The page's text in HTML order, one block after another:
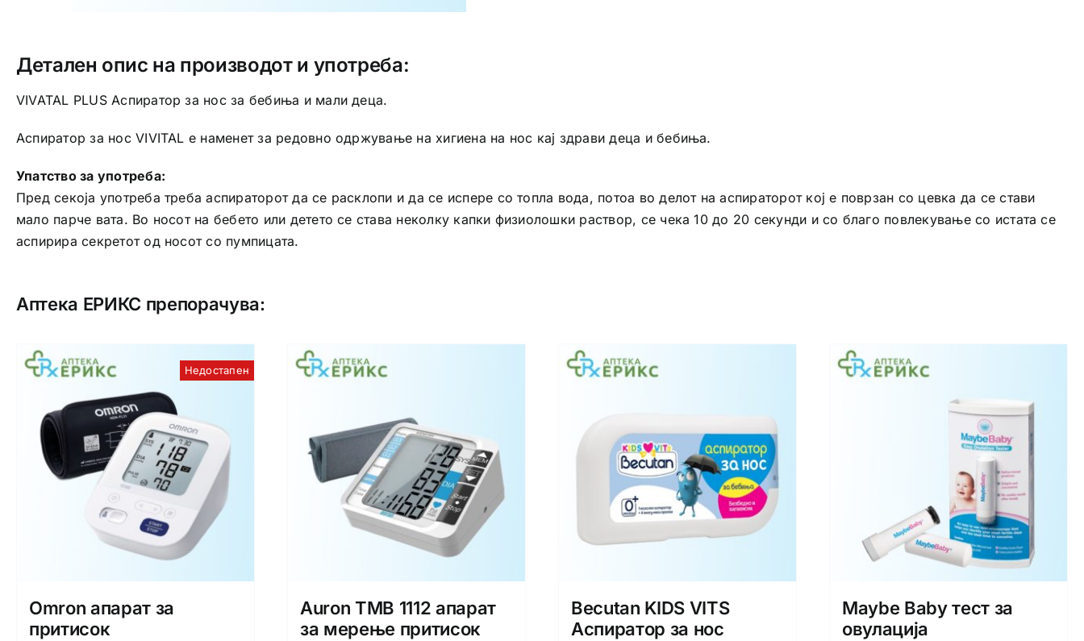
Детален опис на производот и употреба:
VIVATAL PLUS Аспиратор за нос за бебиња и мали деца.
Аспиратор за нос VIVITAL е наменет за редовно одржување на хигиена на нос кај здрави деца и бебиња.
Упатство за употреба:
Пред секоја употреба треба аспираторот да се расклопи и да се испере со топла вода, потоа во делот на аспираторот кој е поврзан со цевка да се стави
мало парче вата. Во носот на бебето или детето се става неколку капки физиолошки раствор, се чека 10 до 20 секунди и со благо повлекување со истата се
аспирира секретот од носот со пумпицата.
Аптека ЕРИКС препорачува:
Недостапен
Omron апарат за
притисок
Auron TMB 1112 апарат
за мерење притисок
Becutan KIDS VITS
Аспиратор за нос
Maybe Baby тест за
овулација